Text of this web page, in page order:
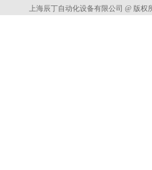
上海辰丁自动化设备有限公司 @ 版权